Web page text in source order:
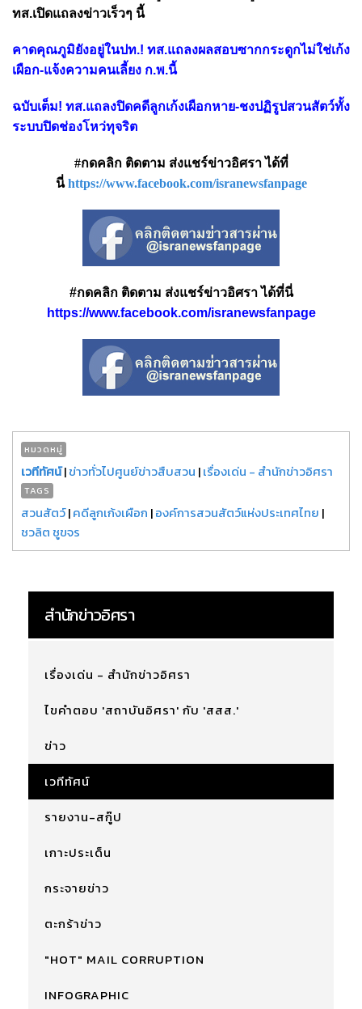
ทส.เปิดแถลงข่าวเร็วๆ นี้
คาดคุณภูมิยังอยู่ในปท.! ทส.แถลงผลสอบซากกระดูกไม่ใช่เก้ง
เผือก-แจ้งความคนเลี้ยง ก.พ.นี้
ฉบับเต็ม! ทส.แถลงปิดคดีลูกเก้งเผือกหาย-ชงปฏิรูปสวนสัตว์ทั้ง
ระบบปิดช่องโหว่ทุจริต
#กดคลิก ติดตาม ส่งแชร์ข่าวอิศรา ได้ที่
นี่https://www.facebook.com/isranewsfanpage
#กดคลิก ติดตาม ส่งแชร์ข่าวอิศรา ได้ที่นี่
https://www.facebook.com/isranewsfanpage
หมวดหมู่
เวทีทัศน์|ข่าวทั่วไปศูนย์ข่าวสืบสวน |เรื่องเด่น - สำนักข่าวอิศรา
TAGS
สวนสัตว์|คดีลูกเก้งเผือก |องค์การสวนสัตว์แห่งประเทศไทย |
ชวลิต ชูขจร
สำนักข่าวอิศรา
เรื่องเด่น - สำนักข่าวอิศรา
ไขคำตอบ 'สถาบันอิศรา' กับ 'สสส.'
ข่าว
เวทีทัศน์
รายงาน-สกู๊ป
เกาะประเด็น
กระจายข่าว
ตะกร้าข่าว
"HOT" MAIL CORRUPTION
INFOGRAPHIC